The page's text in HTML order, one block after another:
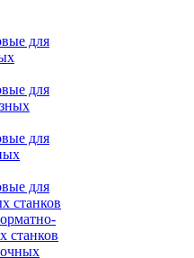
для
для
для
для
станков
станков